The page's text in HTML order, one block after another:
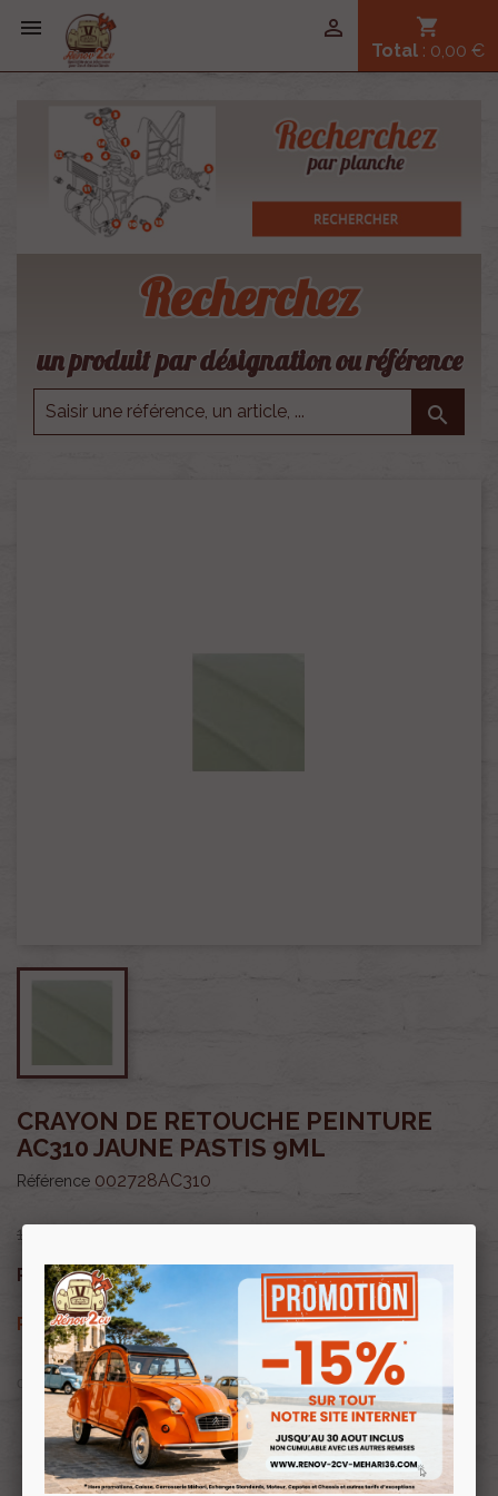
 shopping_cart
Total : 0,00 €

Recherchez
un produit par désignation ou référence

CRAYON DE RETOUCHE PEINTURE
AC310 JAUNE PASTIS 9ML
Référence 002728AC310
13,50 €
Prix public :11,48 € TTC
Prix clubRenov 2cv:11,48 €TTC
OU PAYER EN
Profitez de prix remisés
avec la Carte clubRenov 2cv